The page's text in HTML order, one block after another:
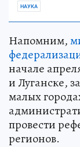
НАУКА
Напомним,
начале
и Луганске,
малых
провести
регионов.